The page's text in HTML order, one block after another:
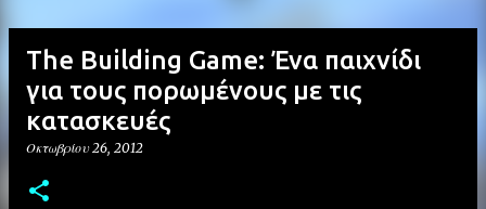
The Building Game: Ένα παιχνίδι
για τους πορωμένους με τις
κατασκευές
Οκτωβρίου 26, 2012